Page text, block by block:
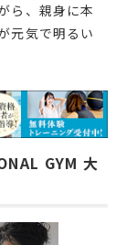
ら、親身に本
元気で明るい
GYM 大